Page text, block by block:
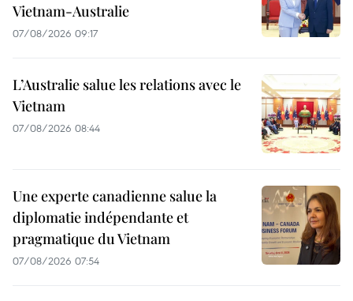
Vietnam-Australie
07/08/2026 09:17
L’Australie salue les relations avec le
Vietnam
07/08/2026 08:44
Une experte canadienne salue la
diplomatie indépendante et
pragmatique du Vietnam
07/08/2026 07:54